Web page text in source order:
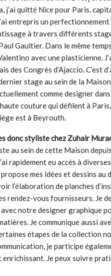
j’ai quitté Nice pour Paris,
entrepris un perfectionnement
à travers différents
Gaultier. Dans le même
avec une plasticienne.
des Congrès d’Ajaccio. C’est
stage au sein de la
comme designer
couture qui défilent à
est à Beyrouth.
donc styliste chez Zuhair
au sein de cette Maison
rapidement eu accès à
propose mes idées et dessins
l’élaboration de planches
rendez-vous fournisseurs. Je
notre designer graphique
Je communique aussi
étapes de la collection
je participe
Je peux suivre